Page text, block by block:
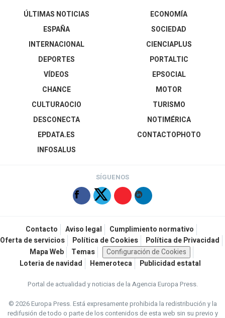
ÚLTIMAS NOTICIAS
ESPAÑA
INTERNACIONAL
DEPORTES
VÍDEOS
ECONOMÍA
SOCIEDAD
CIENCIAPLUS
PORTALTIC
EPSOCIAL
CHANCE
CULTURAOCIO
DESCONECTA
EPDATA.ES
INFOSALUS
MOTOR
TURISMO
NOTIMÉRICA
CONTACTOPHOTO
SÍGUENOS
Contacto Aviso legal
Cumplimiento normativo
Oferta de servicios
Política de Cookies
Política de Privacidad
Mapa Web
Temas
Configuración de Cookies
Loteria de navidad
Hemeroteca Publicidad estatal
Portal de actualidad y noticias de la Agencia Europa Press.
© 2026 Europa Press.Está expresamente prohibida la redistribución y la
redifusión de todo o parte de los contenidos de esta web sin su previo y